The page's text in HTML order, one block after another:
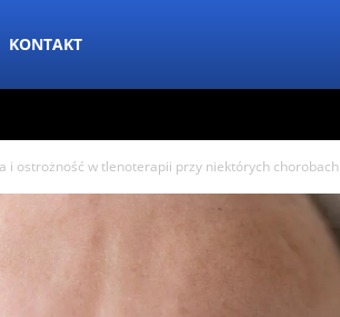
KONTAKT
i ostrożność w tlenoterapii przy niektórych chorobach